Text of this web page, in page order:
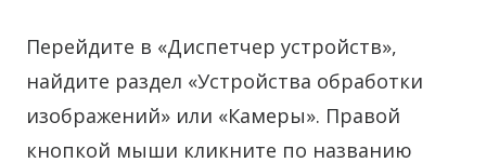
Перейдите в «Диспетчер устройств»,
найдите раздел «Устройства обработки
изображений» или «Камеры». Правой
кнопкой мыши кликните по названию